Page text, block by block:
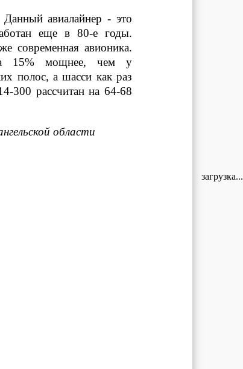
авиалайнер - это
еще в 80-е годы.
современная авионика.
на 15% мощнее, чем у
полос, а шасси как раз
300 рассчитан на 64-68
области
загрузка...